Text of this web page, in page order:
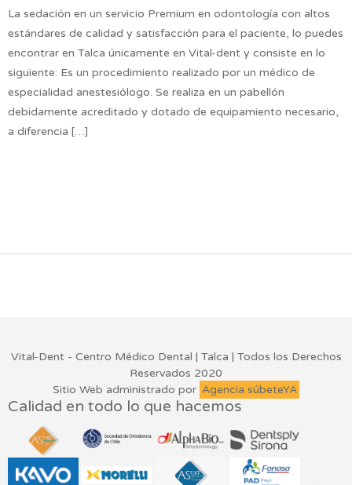
La sedación en un servicio Premium en odontología con altos
estándares de calidad y satisfacción para el paciente, lo puedes
encontrar en Talca únicamente en Vital-dent y consiste en lo
siguiente: Es un procedimiento realizado por un médico de
especialidad anestesiólogo. Se realiza en un pabellón
debidamente acreditado y dotado de equipamiento necesario,
a diferencia […]
Vital-Dent - Centro Médico Dental | Talca | Todos los Derechos
Reservados 2020
Sitio Web administrado por Agencia súbeteYA
Calidad en todo lo que hacemos